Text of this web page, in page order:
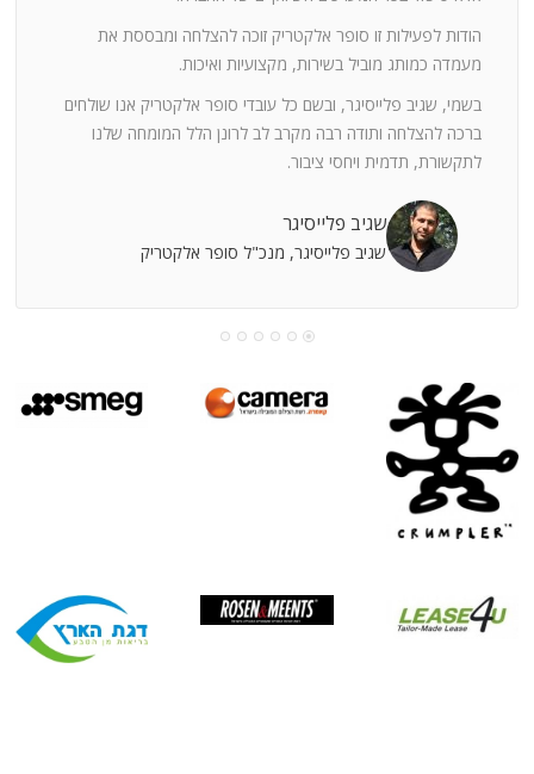
הודות לפעילות זו סופר אלקטריק זוכה להצלחה ומבססת את
מעמדה כמותג מוביל בשירות, מקצועיות ואיכות.
בשמי, שגיב פלייסיגר, ובשם כל עובדי סופר אלקטריק אנו שולחים
ברכה להצלחה ותודה רבה מקרב לב לרונן הלל המומחה שלנו
לתקשורת, תדמית ויחסי ציבור.
שגיב פלייסיגר
שגיב פלייסיגר, מנכ"ל סופר אלקטריק